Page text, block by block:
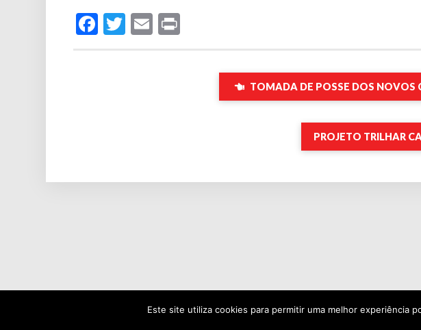
Facebook
Twitter
Email
TOMADA DE POSSE DOS NOVOS
PROJETO TRILHAR
Este site utiliza cookies para permitir uma melhor experiência